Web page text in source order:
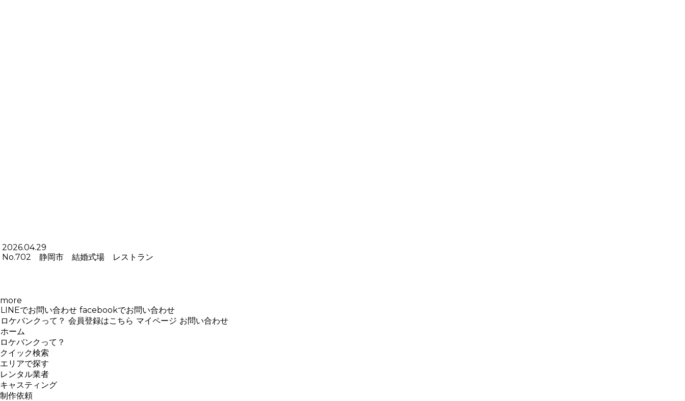
2026.04.29
No.702 静岡市 結婚式場 レストラン
more
LINEでお問い合わせ facebookでお問い合わせ
ロケバンクって？ 会員登録はこちら マイページ お問い合わせ
ホーム
ロケバンクって？
クイック検索
エリアで探す
レンタル業者
キャスティング
制作依頼